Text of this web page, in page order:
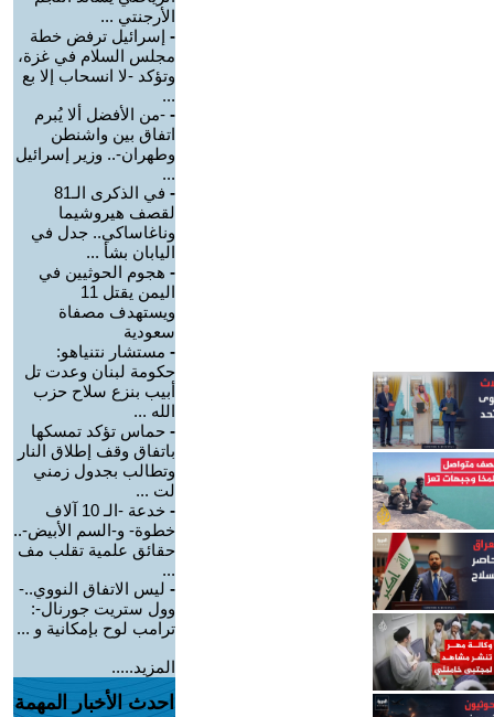
الأرجنتي ...
- إسرائيل ترفض خطة
مجلس السلام في غزة،
وتؤكد -لا انسحاب إلا بع
...
- -من الأفضل ألا يُبرم
اتفاق بين واشنطن
وطهران-.. وزير إسرائيل
...
-
في الذكرى الـ81
لقصف هيروشيما
وناغاساكي.. جدل في
اليابان بشأ ...
- هجوم الحوثيين في
اليمن يقتل 11
ويستهدف مصفاة
سعودية
- مستشار نتنياهو:
حكومة لبنان وعدت تل
أبيب بنزع سلاح حزب
الله ...
- حماس تؤكد تمسكها
باتفاق وقف إطلاق النار
وتطالب بجدول زمني
لت ...
-
خدعة -الـ 10 آلاف
خطوة- و-السم الأبيض-..
حقائق علمية تقلب مف
...
- ليس الاتفاق النووي..-
وول ستريت جورنال-:
ترامب لوح بإمكانية و ...
المزيد.....
احدث الأخبار المهمة